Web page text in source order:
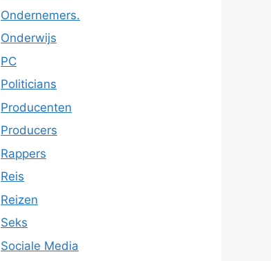
Ondernemers.
Onderwijs
PC
Politicians
Producenten
Producers
Rappers
Reis
Reizen
Seks
Sociale Media